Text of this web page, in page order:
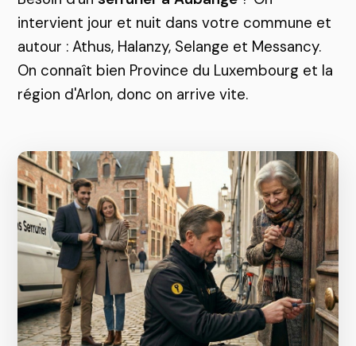
intervient jour et nuit dans votre commune et
autour : Athus, Halanzy, Selange et Messancy.
On connaît bien Province du Luxembourg et la
région d'Arlon, donc on arrive vite.